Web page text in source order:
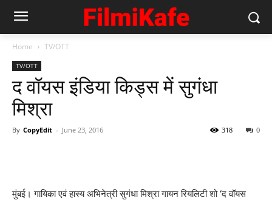
Home TV/OTT
TV/OTT
द वॉयस इंडिया किड्स में सुगंधा
मिश्रा
By CopyEdit - June 23, 2016 0
318
मुंबई। गायिका एवं हास्य अभिनेत्री सुगंधा मिश्रा गायन रियलिटी शो ‘द वॉयस